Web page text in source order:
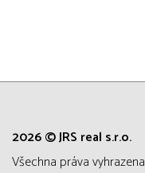
2026 © JRS real s.r.o.
všechna práva vyhrazena